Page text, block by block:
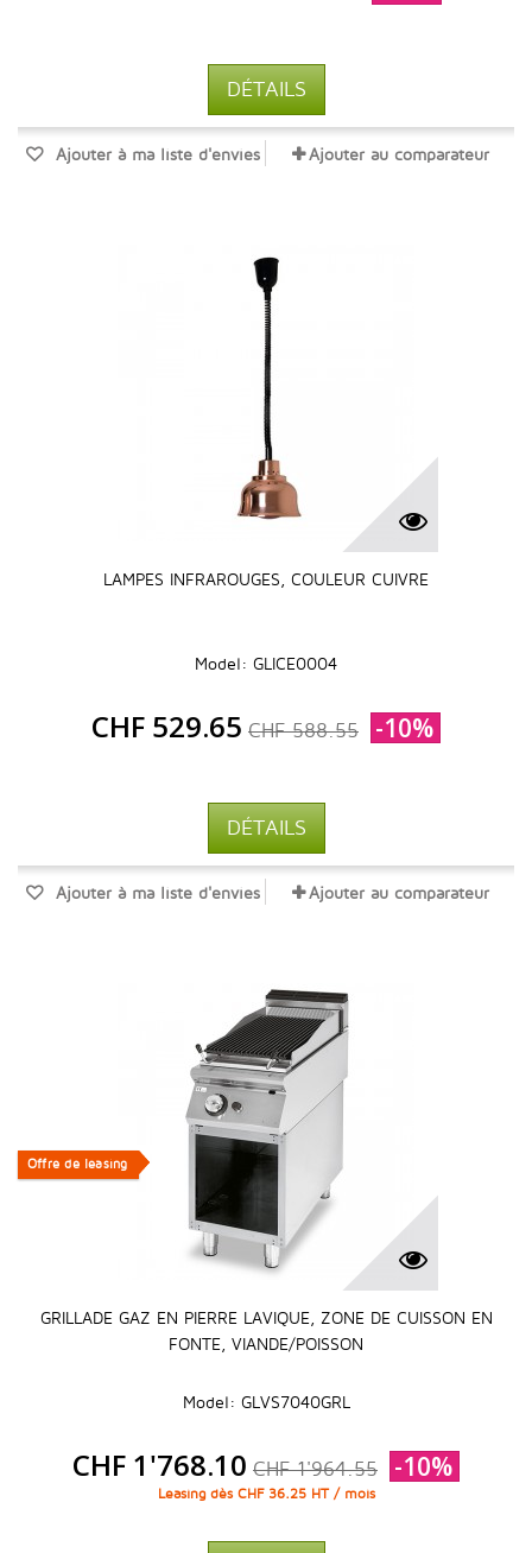
DÉTAILS
Ajouter à ma liste d'envies Ajouter au comparateur
LAMPES INFRAROUGES, COULEUR CUIVRE
Model: GLICE0004
CHF 529.65 CHF 588.55 -10%
DÉTAILS
Ajouter à ma liste d'envies Ajouter au comparateur
Offre de leasing
Offre de leasing
GRILLADE GAZ EN PIERRE LAVIQUE, ZONE DE CUISSON EN
FONTE, VIANDE/POISSON
Model: GLVS7040GRL
CHF 1'768.10 CHF 1'964.55 -10%
Leasing dès CHF 36.25 HT / mois